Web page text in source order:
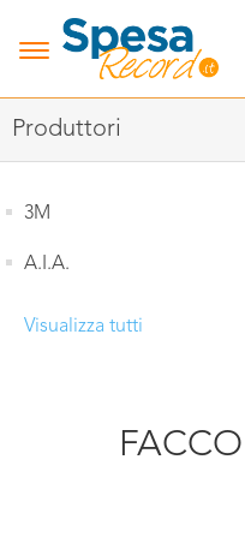
Produttori
3M
A.I.A.
Visualizza tutti